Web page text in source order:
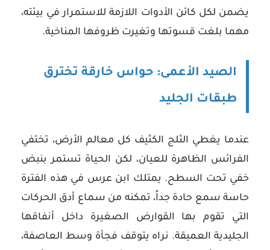
يضمن لكل كائن الأدوات اللازمة للاستمرار في بيئته،
مهما بلغت قسوتها وتغيرت ظروفها المناخية.
الصيد الأعمى: حواس خارقة تخترق
طبقات الجليد
عندما يغطي الثلج الكثيف كل معالم الأرض، تختفي
الفرائس الظاهرة للعيان، لكن الحياة تستمر بنبض
خفي تحت السطح. يمتلك ابن عرس في هذه الفترة
حاسة سمع حادة جداً، تمكنه من سماع أدق الحركات
التي تقوم بها القوارض الصغيرة داخل أنفاقها
الجليدية العميقة. نراه يتوقف فجأة وسط العاصفة،